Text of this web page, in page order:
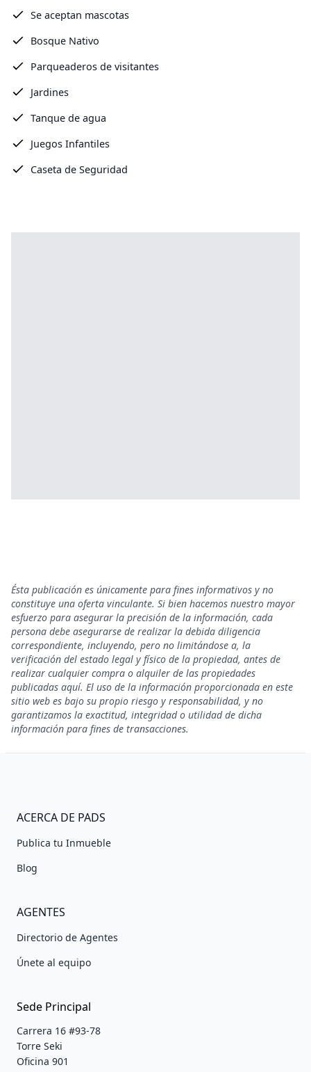
Se aceptan mascotas
Bosque Nativo
Parqueaderos de visitantes
Jardines
Tanque de agua
Juegos Infantiles
Caseta de Seguridad
Ésta publicación es únicamente para fines informativos y no
constituye una oferta vinculante. Si bien hacemos nuestro mayor
esfuerzo para asegurar la precisión de la información, cada
persona debe asegurarse de realizar la debida diligencia
correspondiente, incluyendo, pero no limitándose a, la
verificación del estado legal y físico de la propiedad, antes de
realizar cualquier compra o alquiler de las propiedades
publicadas aquí. El uso de la información proporcionada en este
sitio web es bajo su propio riesgo y responsabilidad, y no
garantizamos la exactitud, integridad o utilidad de dicha
información para fines de transacciones.
ACERCA DE PADS
Publica tu Inmueble
Blog
AGENTES
Directorio de Agentes
Únete al equipo
Sede Principal
Carrera 16 #93-78
Torre Seki
Oficina 901